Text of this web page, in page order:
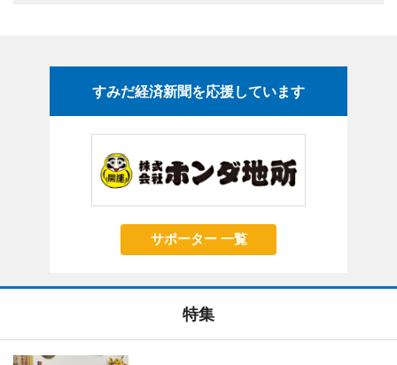
すみだ経済新聞を応援しています
サポーター 一覧
特集